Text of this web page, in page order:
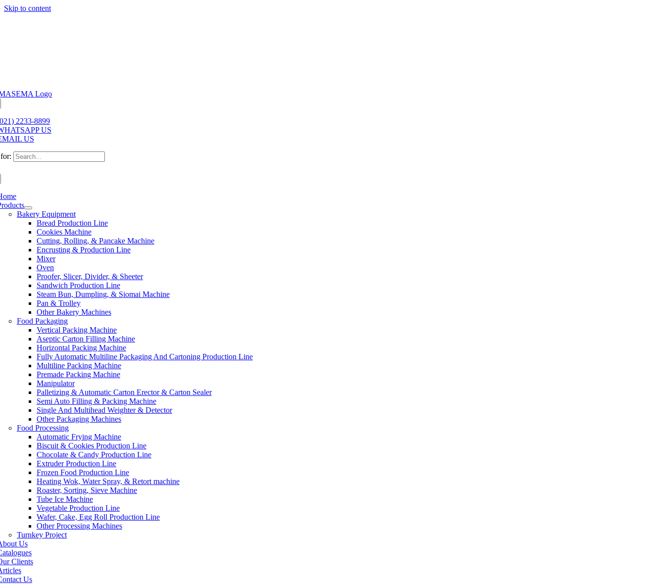
Skip to content
2233-8899
US
US
Bakery Equipment
Bread Production Line
Cookies Machine
Cutting, Rolling, & Pancake Machine
Encrusting & Production Line
Mixer
Oven
Proofer, Slicer, Divider, & Sheeter
Sandwich Production Line
Steam Bun, Dumpling, & Siomai Machine
Pan & Trolley
Other Bakery Machines
Food Packaging
Vertical Packing Machine
Aseptic Carton Filling Machine
Horizontal Packing Machine
Fully Automatic Multiline Packaging And Cartoning Production Line
Multiline Packing Machine
Premade Packing Machine
Manipulator
Palletizing & Automatic Carton Erector & Carton Sealer
Semi Auto Filling & Packing Machine
Single And Multihead Weighter & Detector
Other Packaging Machines
Food Processing
Automatic Frying Machine
Biscuit & Cookies Production Line
Chocolate & Candy Production Line
Extruder Production Line
Frozen Food Production Line
Heating Wok, Water Spray, & Retort machine
Roaster, Sorting, Sieve Machine
Tube Ice Machine
Vegetable Production Line
Wafer, Cake, Egg Roll Production Line
Other Processing Machines
Turnkey Project
Us
Clients
Us